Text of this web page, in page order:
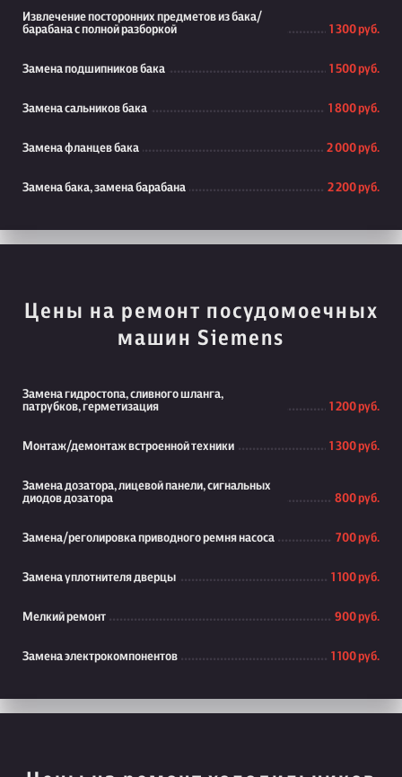
Извлечение посторонних предметов из бака/
барабана с полной разборкой
1 300 руб.
Замена подшипников бака 1 500 руб.
Замена сальников бака 1 800 руб.
Замена фланцев бака 2 000 руб.
Замена бака, замена барабана 2 200 руб.
Цены на ремонт посудомоечных
машин Siemens
Замена гидростопа, сливного шланга,
патрубков, герметизация
1 200 руб.
Монтаж/демонтаж встроенной техники 1 300 руб.
Замена дозатора, лицевой панели, сигнальных
диодов дозатора
800 руб.
Замена/реголировка приводного ремня насоса 700 руб.
Замена уплотнителя дверцы 1 100 руб.
Мелкий ремонт 900 руб.
Замена электрокомпонентов 1 100 руб.